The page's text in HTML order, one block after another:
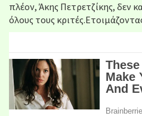
πλέον, Άκης Πετρετζίκης, δεν
όλους τους